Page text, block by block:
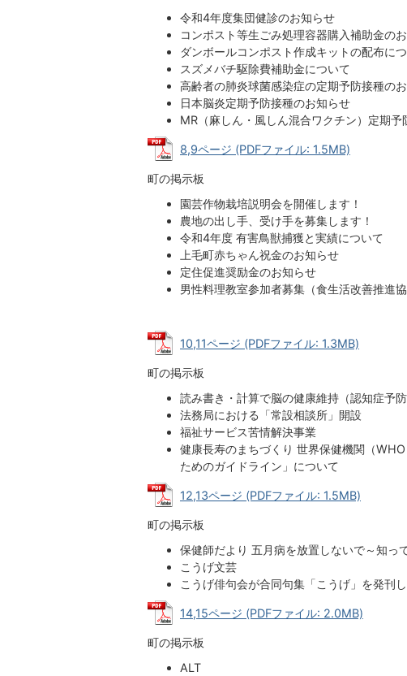
令和4年度集団健診のお知らせ
コンポスト等生ごみ処理容器購入補助金の
ダンボールコンポスト作成キットの配布に
スズメバチ駆除費補助金について
高齢者の肺炎球菌感染症の定期予防接種の
日本脳炎定期予防接種のお知らせ
MR（麻しん・風しん混合ワクチン）定期予
8,9ページ (PDFファイル: 1.5MB)
町の掲示板
園芸作物栽培説明会を開催します！
農地の出し手、受け手を募集します！
令和4年度 有害鳥獣捕獲と実績について
上毛町赤ちゃん祝金のお知らせ
定住促進奨励金のお知らせ
男性料理教室参加者募集（食生活改善推進協
10,11ページ (PDFファイル: 1.3MB)
町の掲示板
読み書き・計算で脳の健康維持（認知症予
法務局における「常設相談所」開設
福祉サービス苦情解決事業
健康長寿のまちづくり 世界保健機関（
ためのガイドライン」について
12,13ページ (PDFファイル: 1.5MB)
町の掲示板
保健師だより 五月病を放置しないで～知っ
こうげ文芸
こうげ俳句会が合同句集「こうげ」を発刊
14,15ページ (PDFファイル: 2.0MB)
町の掲示板
ALT